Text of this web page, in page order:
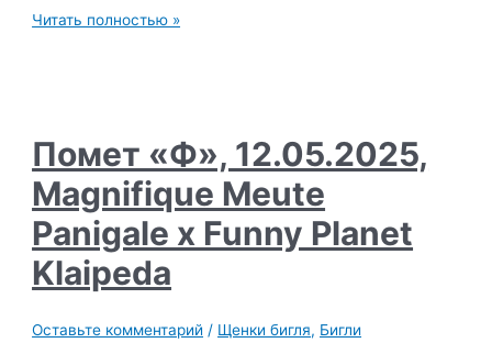
Помет
х
Magnifique
Meute
Charline
Читать полностью »
Помет «Ф», 12.05.2025,
Magnifique Meute
Panigale х Funny Planet
Klaipeda
Оставьте комментарий / Щенки бигля, Бигли